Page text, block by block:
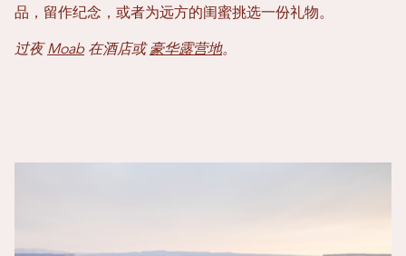
品，留作纪念，或者为远方的闺蜜挑选一份礼物。
过夜 Moab在酒店或豪华露营地。